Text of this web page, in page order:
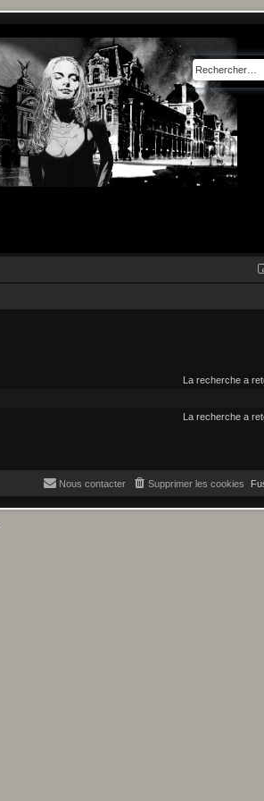
La recherche a
La recherche a
Supprimer les cookies
Nous contacter